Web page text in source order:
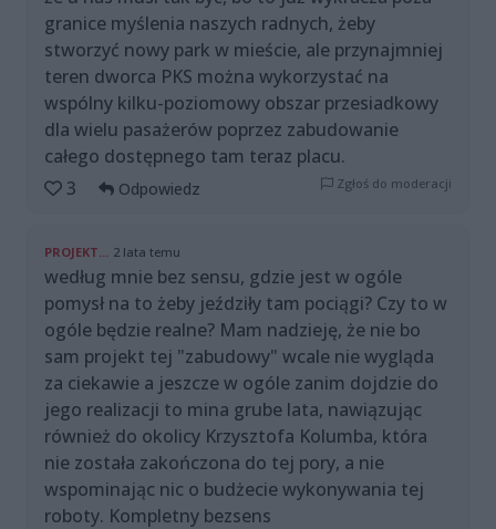
granice myślenia naszych radnych, żeby
stworzyć nowy park w mieście, ale przynajmniej
teren dworca PKS można wykorzystać na
wspólny kilku-poziomowy obszar przesiadkowy
dla wielu pasażerów poprzez zabudowanie
całego dostępnego tam teraz placu.
3
Odpowiedz Zgłoś do moderacji
PROJEKT... 2 lata temu
według mnie bez sensu, gdzie jest w ogóle
pomysł na to żeby jeździły tam pociągi? Czy to w
ogóle będzie realne? Mam nadzieję, że nie bo
sam projekt tej "zabudowy" wcale nie wygląda
za ciekawie a jeszcze w ogóle zanim dojdzie do
jego realizacji to mina grube lata, nawiązując
również do okolicy Krzysztofa Kolumba, która
nie została zakończona do tej pory, a nie
wspominając nic o budżecie wykonywania tej
roboty. Kompletny bezsens